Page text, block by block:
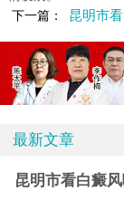
下一篇：
昆明市看
最新文章
昆明市看白癜